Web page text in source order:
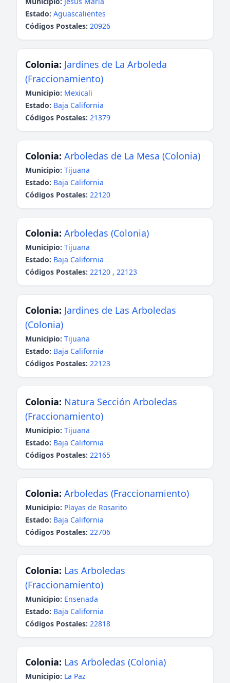
Estado: Aguascalientes
Códigos Postales: 20926
Colonia: Jardines de La Arboleda
(Fraccionamiento)
Municipio: Mexicali
Estado: Baja California
Códigos Postales: 21379
Colonia: Arboledas de La Mesa (Colonia)
Municipio: Tijuana
Estado: Baja California
Códigos Postales: 22120
Colonia: Arboledas (Colonia)
Municipio: Tijuana
Estado: Baja California
Códigos Postales: 22120 , 22123
Colonia: Jardines de Las Arboledas
(Colonia)
Municipio: Tijuana
Estado: Baja California
Códigos Postales: 22123
Colonia: Natura Sección Arboledas
(Fraccionamiento)
Municipio: Tijuana
Estado: Baja California
Códigos Postales: 22165
Colonia: Arboledas (Fraccionamiento)
Municipio: Playas de Rosarito
Estado: Baja California
Códigos Postales: 22706
Colonia: Las Arboledas
(Fraccionamiento)
Municipio: Ensenada
Estado: Baja California
Códigos Postales: 22818
Colonia: Las Arboledas (Colonia)
Municipio: La Paz